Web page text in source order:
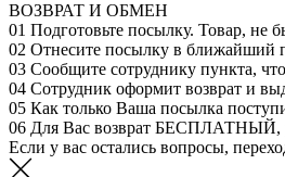
ВОЗВРАТ И ОБМЕН
01 Подготовьте посылку. Товар, не
02 Отнесите посылку в ближайший
03 Сообщите сотруднику пункта,
04 Сотрудник оформит возврат и
05 Как только Ваша посылка
06 Для Вас возврат БЕСПЛАТНЫЙ,
Если у вас остались вопросы,